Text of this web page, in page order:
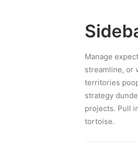
Manage
streamline, or
territories
strategy
projects. Pull
tortoise.